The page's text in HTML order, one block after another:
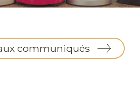
communiqués